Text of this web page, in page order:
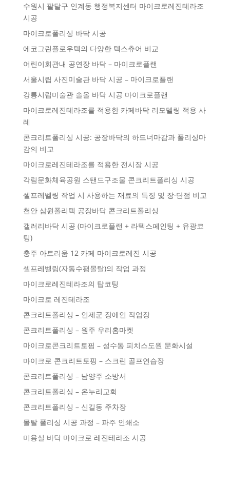
수원시 팔달구 인계동 행정복지센터 마이크로레진테라조
시공
마이크로폴리싱 바닥 시공
에코그린플로우텍의 다양한 텍스츄어 비교
어린이회관내 공연장 바닥 – 마이크로플랜
서울시립 사진미술관 바닥 시공 – 마이크로플랜
강릉시립미술관 솔올 바닥 시공 마이크로플랜
마이크로레진테라조를 적용한 카페바닥 리모델링 적용 사
례
콘크리트폴리싱 시공: 공장바닥의 하드너마감과 폴리싱마
감의 비교
마이크로레진테라조를 적용한 전시장 시공
각림문화체육공원 스탠드구조물 콘크리트폴리싱 시공
셀프레벨링 작업 시 사용하는 재료의 특징 및 장·단점 비교
천안 삼원폴리텍 공장바닥 콘크리트폴리싱
갤러리바닥 시공 (마이크로플랜 + 라텍스페인팅 + 유광코
팅)
충주 아트리움 12 카페 마이크로레진 시공
셀프레벨링(자동수평몰탈)의 작업 과정
마이크로레진테라조의 탑코팅
마이크로 레진테라조
콘크리트폴리싱 – 인제군 장애인 작업장
콘크리트폴리싱 – 원주 우리홈마켓
마이크로콘크리트토핑 – 성수동 피치스도원 문화시설
마이크로 콘크리트토핑 – 스크린 골프연습장
콘크리트폴리싱 – 남양주 소방서
콘크리트폴리싱 – 온누리교회
콘크리트폴리싱 – 신길동 주차장
몰탈 폴리싱 시공 과정 – 파주 인쇄소
미용실 바닥 마이크로 레진테라조 시공